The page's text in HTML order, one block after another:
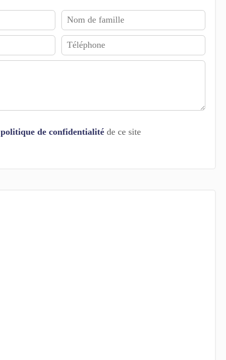
politique de confidentialitéde ce site